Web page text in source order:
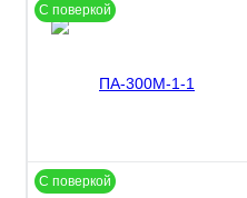
С поверкой
С поверкой